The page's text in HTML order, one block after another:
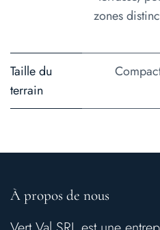
zones
Taille du
terrain
À propos de nous